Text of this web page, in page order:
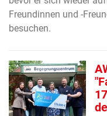
Freundinnen und -
besuchen.